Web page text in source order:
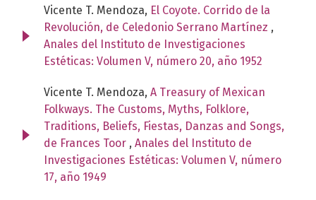
Vicente T. Mendoza, El Coyote. Corrido de la
Revolución, de Celedonio Serrano Martínez ,
Anales del Instituto de Investigaciones
Estéticas: Volumen V, número 20, año 1952
Vicente T. Mendoza, A Treasury of Mexican
Folkways. The Customs, Myths, Folklore,
Traditions, Beliefs, Fiestas, Danzas and Songs,
de Frances Toor , Anales del Instituto de
Investigaciones Estéticas: Volumen V, número
17, año 1949